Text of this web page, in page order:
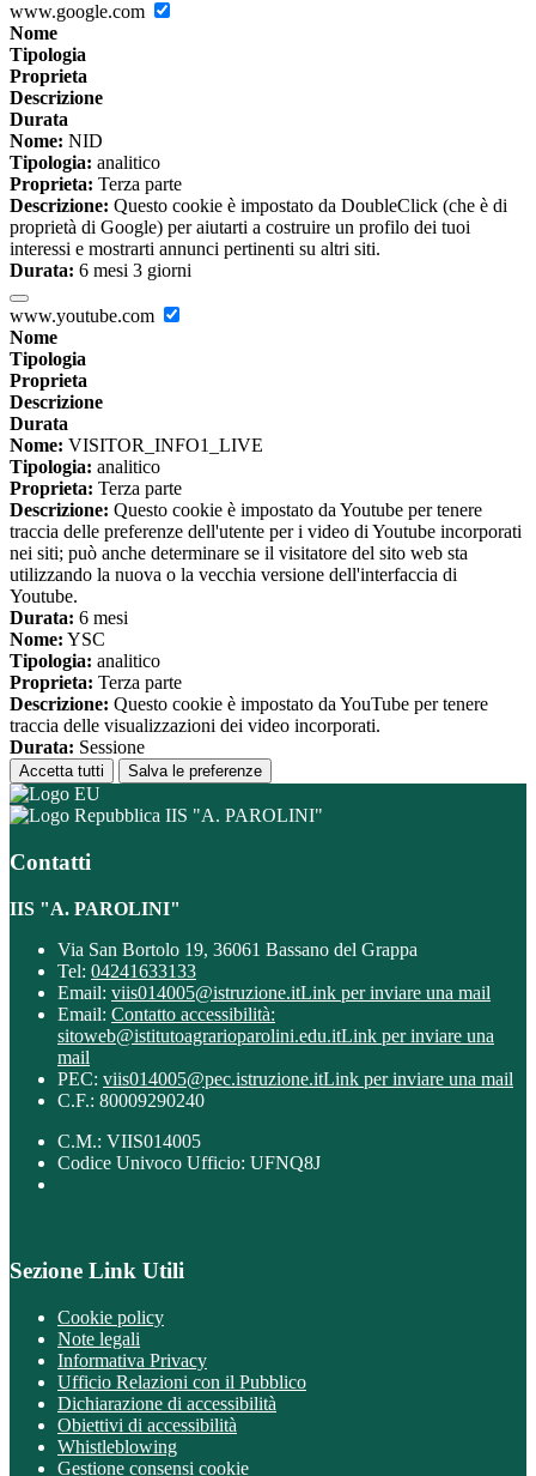
www.google.com
Nome
Tipologia
Proprieta
Descrizione
Durata
Nome: NID
Tipologia: analitico
Proprieta: Terza parte
Descrizione: Questo cookie è impostato da DoubleClick (che è di
proprietà di Google) per aiutarti a costruire un profilo dei tuoi
interessi e mostrarti annunci pertinenti su altri siti.
Durata: 6 mesi 3 giorni
www.youtube.com
Nome
Tipologia
Proprieta
Descrizione
Durata
Nome: VISITOR_INFO1_LIVE
Tipologia: analitico
Proprieta: Terza parte
Descrizione: Questo cookie è impostato da Youtube per tenere
traccia delle preferenze dell'utente per i video di Youtube incorporati
nei siti; può anche determinare se il visitatore del sito web sta
utilizzando la nuova o la vecchia versione dell'interfaccia di
Youtube.
Durata: 6 mesi
Nome: YSC
Tipologia: analitico
Proprieta: Terza parte
Descrizione: Questo cookie è impostato da YouTube per tenere
traccia delle visualizzazioni dei video incorporati.
Durata: Sessione
Accetta tutti Salva le preferenze
IIS "A. PAROLINI"
Contatti
IIS "A. PAROLINI"
Via San Bortolo 19, 36061 Bassano del Grappa
Tel: 04241633133
Email: viis014005@istruzione.itLink per inviare una mail
Email: Contatto accessibilità:
sitoweb@istitutoagrarioparolini.edu.itLink per inviare una
mail
PEC: viis014005@pec.istruzione.itLink per inviare una mail
C.F.: 80009290240
C.M.: VIIS014005
Codice Univoco Ufficio: UFNQ8J
Sezione Link Utili
Cookie policy
Note legali
Informativa Privacy
Ufficio Relazioni con il Pubblico
Dichiarazione di accessibilità
Obiettivi di accessibilità
Whistleblowing
Gestione consensi cookie